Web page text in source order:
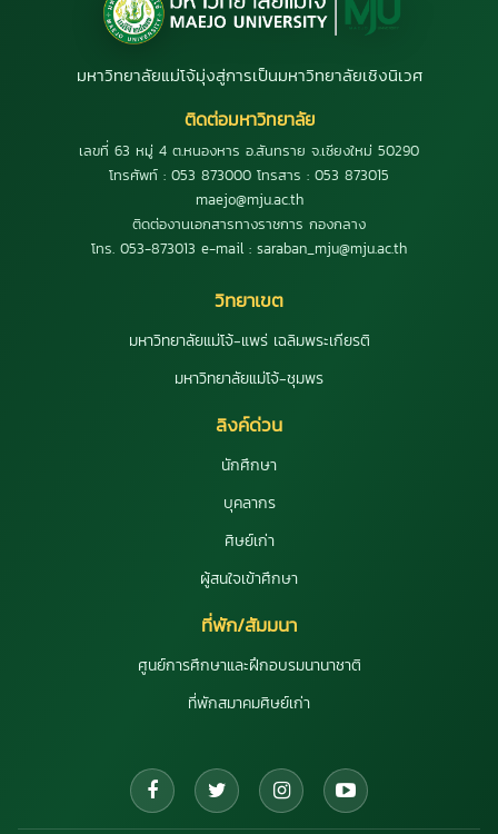
มหาวิทยาลัยแม่โจ้มุ่งสู่การเป็นมหาวิทยาลัยเชิงนิเวศ
ติดต่อมหาวิทยาลัย
เลขที่ 63 หมู่ 4 ต.หนองหาร อ.สันทราย จ.เชียงใหม่ 50290
โทรศัพท์ : 053 873000 โทรสาร : 053 873015
maejo@mju.ac.th
ติดต่องานเอกสารทางราชการ กองกลาง
โทร. 053-873013 e-mail : saraban_mju@mju.ac.th
วิทยาเขต
มหาวิทยาลัยแม่โจ้-แพร่ เฉลิมพระเกียรติ
มหาวิทยาลัยแม่โจ้-ชุมพร
ลิงค์ด่วน
นักศึกษา
บุคลากร
ศิษย์เก่า
ผู้สนใจเข้าศึกษา
ที่พัก/สัมมนา
ศูนย์การศึกษาและฝึกอบรมนานาชาติ
ที่พักสมาคมศิษย์เก่า